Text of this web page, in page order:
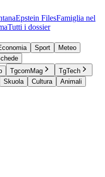
Epstein FilesFamiglia nel
Tutti i dossier
Sport
Meteo
TgcomMag
TgTech
Skuola Cultura
Animali